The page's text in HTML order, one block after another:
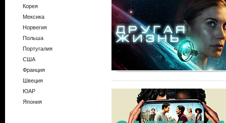
Корея
Мексика
Норвегия
Польша
Португалия
США
Франция
Швеция
ЮАР
Япония